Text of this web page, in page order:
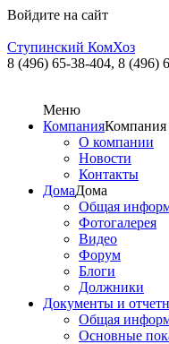
Войдите на сайт
Ступинский КомХоз
8 (496) 65-38-404, 8 (496)
Меню
КомпанияКомпания
О компании
Новости
Контакты
ДомаДома
Общая
Фотогалерея
Видео
Форум
Блоги
Должники
Документы и
Общая
Основные